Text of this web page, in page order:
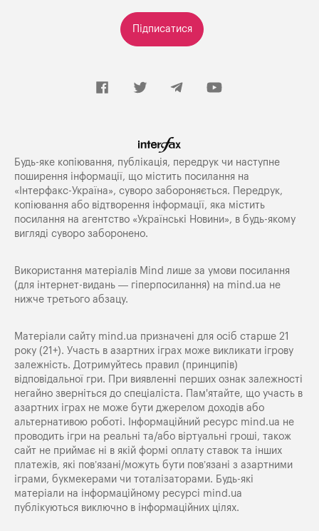
Підписатися
Будь-яке копiювання, публiкацiя, передрук чи наступне
поширення iнформацiї, що мiстить посилання на
«Iнтерфакс-Україна», суворо забороняється. Передрук,
копіювання або відтворення інформації, яка містить
посилання на агентство «Українські Новини», в будь-якому
вигляді суворо заборонено.
Використання матеріалів Mind лише за умови посилання
(для інтернет-видань — гіперпосилання) на mind.ua не
нижче третього абзацу.
Матеріали сайту mind.ua призначені для осіб старше 21
року (21+). Участь в азартних іграх може викликати ігрову
залежність. Дотримуйтесь правил (принципів)
відповідальної гри. При виявленні перших ознак залежності
негайно зверніться до спеціаліста. Пам'ятайте, що участь в
азартних іграх не може бути джерелом доходів або
альтернативою роботі. Інформаційний ресурс mind.ua не
проводить ігри на реальні та/або віртуальні гроші, також
сайт не приймає ні в якій формі оплату ставок та інших
платежів, які пов’язані/можуть бути пов’язані з азартними
іграми, букмекерами чи тоталізаторами. Будь-які
матеріали на інформаційному ресурсі mind.ua
публікуються виключно в інформаційних цілях.